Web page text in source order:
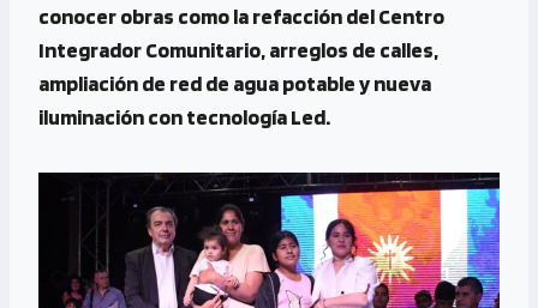
conocer obras como la refacción del Centro
Integrador Comunitario, arreglos de calles,
ampliación de red de agua potable y nueva
iluminación con tecnología Led.